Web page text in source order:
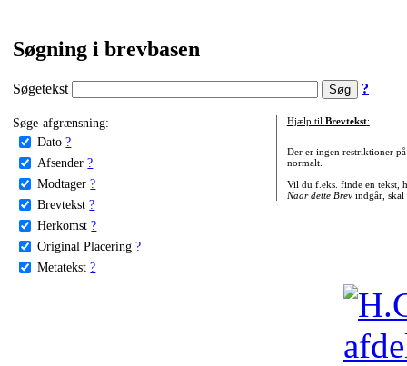
Søgning i brevbasen
Søgetekst ?
Søge-afgrænsning:
Dato ?
Afsender ?
Modtager ?
Brevtekst ?
Herkomst ?
Original Placering ?
Metatekst ?
Hjælp til Brevtekst:
Der er ingen restriktioner
normalt.
Vil du f.eks. finde en tekst,
Naar dette Brevindgår, skal